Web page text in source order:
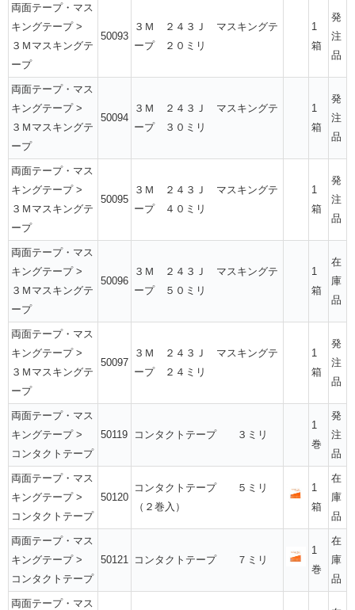
両面テープ・マス
キングテープ >
３Ｍマスキングテ
ープ
50093
３Ｍ ２４３Ｊ マスキングテ
ープ ２０ミリ
1
箱
発
注
品
両面テープ・マス
キングテープ >
３Ｍマスキングテ
ープ
50094
３Ｍ ２４３Ｊ マスキングテ
ープ ３０ミリ
1
箱
発
注
品
両面テープ・マス
キングテープ >
３Ｍマスキングテ
ープ
50095
３Ｍ ２４３Ｊ マスキングテ
ープ ４０ミリ
1
箱
発
注
品
両面テープ・マス
キングテープ >
３Ｍマスキングテ
ープ
50096
３Ｍ ２４３Ｊ マスキングテ
ープ ５０ミリ
1
箱
在
庫
品
両面テープ・マス
キングテープ >
３Ｍマスキングテ
ープ
50097
３Ｍ ２４３Ｊ マスキングテ
ープ ２４ミリ
1
箱
発
注
品
両面テープ・マス
キングテープ >
コンタクトテープ
50119 コンタクトテープ ３ミリ
1
巻
発
注
品
両面テープ・マス
キングテープ >
コンタクトテープ
50120
コンタクトテープ ５ミリ
（２巻入）
1
箱
在
庫
品
両面テープ・マス
キングテープ >
コンタクトテープ
50121 コンタクトテープ ７ミリ
1
巻
在
庫
品
両面テープ・マス